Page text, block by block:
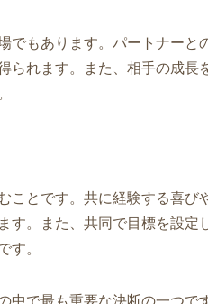
でもあります。パートナーと
られます。また、相手の成長
ことです。共に経験する喜び
す。また、共同で目標を設定
す。
中で最も重要な決断の一つで